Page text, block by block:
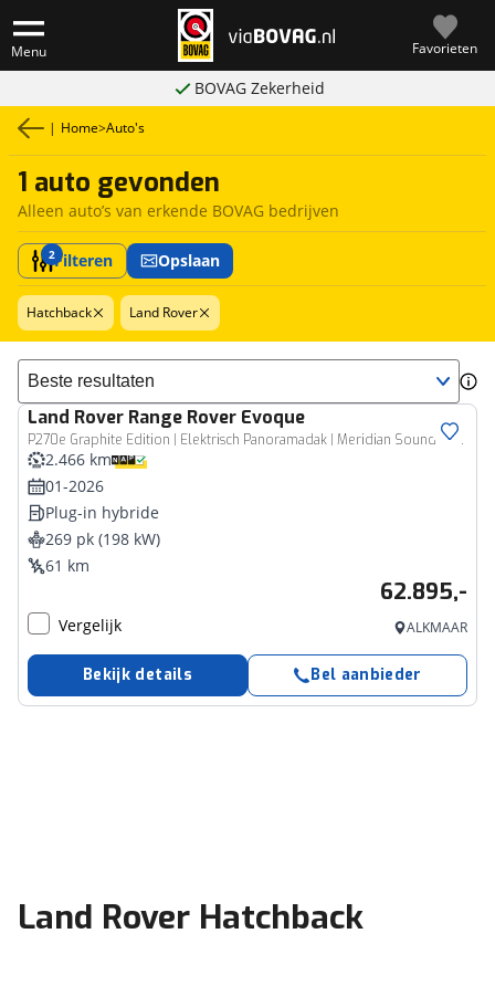
Menu Favorieten
BOVAG Zekerheid
| Home>Auto's
1 auto gevonden
Alleen auto’s van erkende BOVAG bedrijven
2Filteren Opslaan
Hatchback Land Rover
Sorteer resultaten
Land Rover Range Rover Evoque
P270e Graphite Edition | Elektrisch Panoramadak | Meridian Sound | Cold Climate Pack | 20" | 360 Camera |
2.466 km
01-2026
Plug-in hybride
269 pk (198 kW)
61 km
62.895,-
Vergelijk ALKMAAR
Bekijk details Bel aanbieder
Land Rover Hatchback